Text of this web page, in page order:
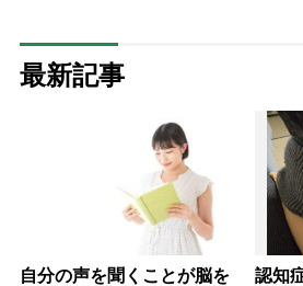
最新記事
自分の声を聞くことが脳を
認知